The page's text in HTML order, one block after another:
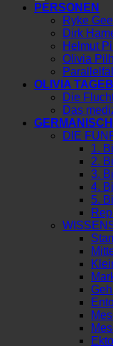
PERSONEN
Ryke
Dirk
Helmut
Olivia
OLIVIA
Die
Das
DIE
1.
2.
3.
4.
5.